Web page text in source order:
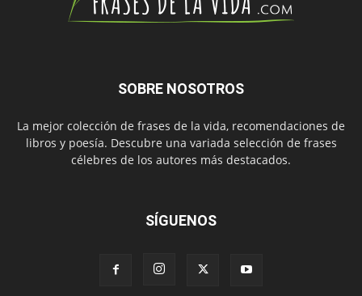
SOBRE NOSOTROS
La mejor colección de frases de la vida, recomendaciones de
libros y poesía. Descubre una variada selección de frases
célebres de los autores más destacados.
SÍGUENOS